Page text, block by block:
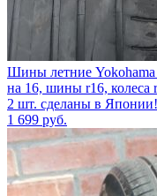
Шины летние Yokohama
на 16, шины r16, колеса
2 шт. сделаны в Японии!
1 699 руб.